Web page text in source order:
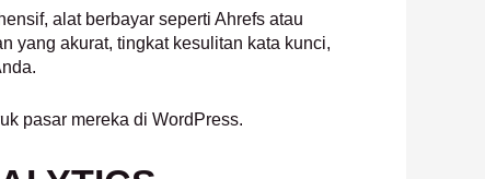
alat berbayar seperti Ahrefs atau
yang akurat, tingkat kesulitan kata kunci,
pasar mereka di WordPress.